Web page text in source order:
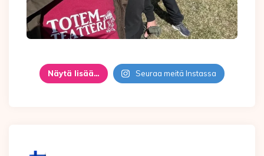
Näytä lisää… Seuraa meitä Instassa